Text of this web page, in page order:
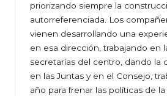
priorizando siempre la
autorreferenciada. Los
vienen desarrollando una
en esa dirección, trabajando en
secretarías del centro, dando la
en las Juntas y en el Consejo,
año para frenar las políticas de la